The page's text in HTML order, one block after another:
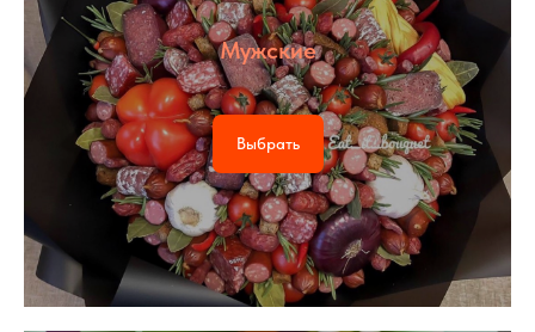
Мужские
Выбрать